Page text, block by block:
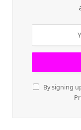
By signing